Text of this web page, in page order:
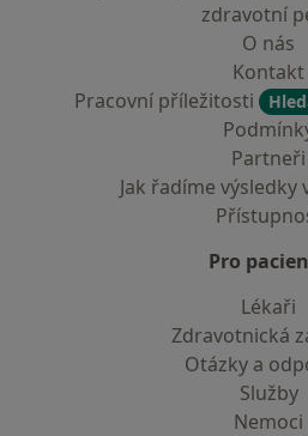
zdravotní
O nás
Kontakt
Pracovní příležitosti
Partneři
Jak řadíme výsledky
Pro
Lékaři
Zdravotnická
Otázky a
Služby
Nemoci